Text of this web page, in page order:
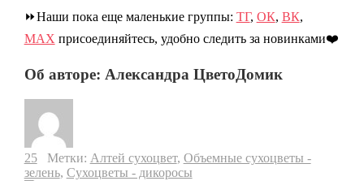
⏩Наши пока еще маленькие группы: ТГ, ОК, ВК,
МАХ присоединяйтесь, удобно следить за новинками❤️
Об авторе: Александра ЦветоДомик
25 Метки: Алтей сухоцвет, Объемные сухоцветы -
зелень, Сухоцветы - дикоросы